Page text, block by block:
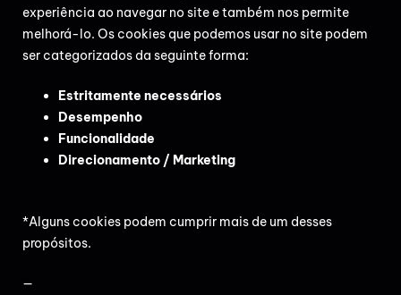
experiência ao navegar no site e também nos permite
melhorá-lo. Os cookies que podemos usar no site podem
ser categorizados da seguinte forma:
Estritamente necessários
Desempenho
Funcionalidade
Direcionamento / Marketing
*Alguns cookies podem cumprir mais de um desses
propósitos.
—